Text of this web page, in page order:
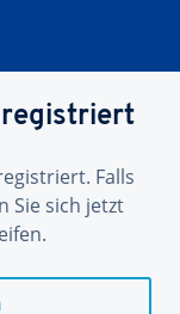
registriert
Falls
Sie sich jetzt